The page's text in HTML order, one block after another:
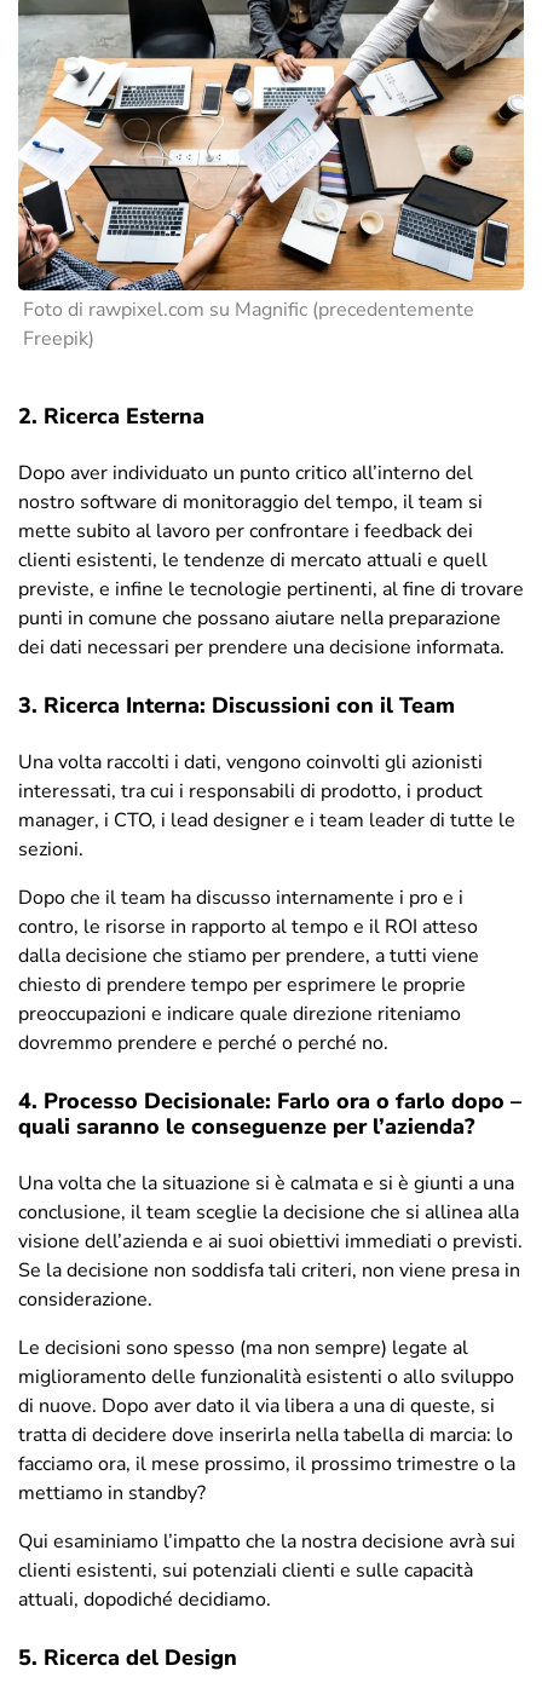
Foto di rawpixel.com su Magnific (precedentemente
Freepik)
2. Ricerca Esterna
Dopo aver individuato un punto critico all’interno del
nostro software di monitoraggio del tempo, il team si
mette subito al lavoro per confrontare i feedback dei
clienti esistenti, le tendenze di mercato attuali e quell
previste, e infine le tecnologie pertinenti, al fine di trovare
punti in comune che possano aiutare nella preparazione
dei dati necessari per prendere una decisione informata.
3. Ricerca Interna: Discussioni con il Team
Una volta raccolti i dati, vengono coinvolti gli azionisti
interessati, tra cui i responsabili di prodotto, i product
manager, i CTO, i lead designer e i team leader di tutte le
sezioni.
Dopo che il team ha discusso internamente i pro e i
contro, le risorse in rapporto al tempo e il ROI atteso
dalla decisione che stiamo per prendere, a tutti viene
chiesto di prendere tempo per esprimere le proprie
preoccupazioni e indicare quale direzione riteniamo
dovremmo prendere e perché o perché no.
4. Processo Decisionale: Farlo ora o farlo dopo –
quali saranno le conseguenze per l’azienda?
Una volta che la situazione si è calmata e si è giunti a una
conclusione, il team sceglie la decisione che si allinea alla
visione dell’azienda e ai suoi obiettivi immediati o previsti.
Se la decisione non soddisfa tali criteri, non viene presa in
considerazione.
Le decisioni sono spesso (ma non sempre) legate al
miglioramento delle funzionalità esistenti o allo sviluppo
di nuove. Dopo aver dato il via libera a una di queste, si
tratta di decidere dove inserirla nella tabella di marcia: lo
facciamo ora, il mese prossimo, il prossimo trimestre o la
mettiamo in standby?
Qui esaminiamo l’impatto che la nostra decisione avrà sui
clienti esistenti, sui potenziali clienti e sulle capacità
attuali, dopodiché decidiamo.
5. Ricerca del Design